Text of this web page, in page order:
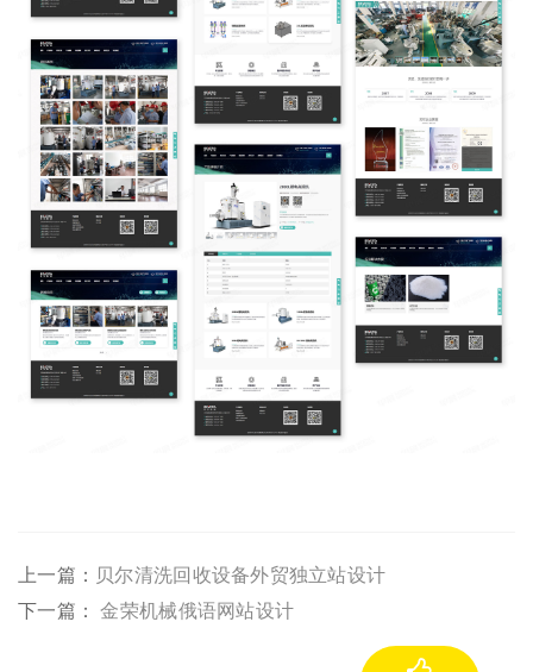
上一篇： 贝尔清洗回收设备外贸独立站设计
下一篇：金荣机械俄语网站设计